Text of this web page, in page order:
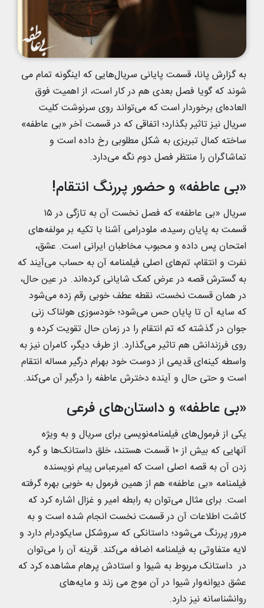
به گزارش پانا، قسمت پایانی سریا‌ل‌هایی که اینگونه تمام می
شوند که گویا فصل بعدی هم در کار است، از اهمیت فوق
العاده‌ای برخوردار است که می‌تواند روی سرنوشت کلیت
سریال نیز تاثیر بگذارد؛ اتفاقی که در قسمت آخر «بی عاطفه»
ساخته کمال تبریزی به شکل مطلوبی رخ داده است و
تماشاگران را منتظر فصل دوم نگه می‌دارد.
«بی عاطفه» و حضور پررنگ انتقام!
سریال «بی عاطفه» که فصل نخست آن به تازگی در ۱۵
قسمت به پایان رسیده، ملودرامی آشنا با تکیه بر مولفه‌های
امتحان پس داده و محبوب مخاطبان ایرانی است. عشق،
نفرت و انتقام، تم‌های اصلی فیلمنامه آن به حساب می‌آیند که
به گسترش قصه در عرض کمک شایانی کرده‌اند. در عین حال،
در همان قسمت نخست، نقطه عطف خوبی رقم زده می‌شود
که سایه آن تا پایان حس می‌شود؛ خودسوزی هولناک زنی
جوان در گذشته که تم انتقام را در زمان حال تقویت کرده و
روی فرزندانش هم تاثیر می‌گذارد. از طرف دیگر، کامران نیز به
واسطه کینه‌ای قدیمی از دوست خود بهرام درگیر مساله انتقام
است و حتی حال و آینده دخترش عاطفه را درگیر آن می‌کند.
«بی عاطفه» و داستان‌های فرعی
یکی از فرمول‌های فیلمنامه‌نویسی برای سریال و به ویژه
آنهایی که بیش از ۱۰ قسمت هستند، خلق داستانک‌ها و گره
زدن آن به قصه اصلی است که امیرعباس پیام نویسنده
فیلمنامه «بی عاطفه» هم از همین فرمول به خوبی بهره گرفته
است. برای مثال می‌توان به رابطه امیر و غزال اشاره کرد که
کاشت اطلاعات آن در قسمت نخست انجام شده است و به
مرور پررنگ می‌شود؛ داستانکی که سروشکل سایکودرام دارد و
لایه متفاوتی به فیلمنامه اضافه می‌کند. قرینه آن را می‌توان
در داستانک مربوط به شیوا و استادش پرهام مشاهده کرد که
عشق دیوانه‌وار شیوا در آن موج می زند و مایه‌های
روانشناسانه نیز دارد.